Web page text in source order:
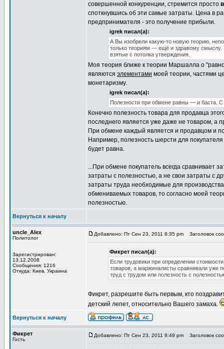
совершенной конкуренции, стремится просто
споткнувшись об эти самые затраты. Цена в
предпринимателя - это получение прибыли.
igrek писал(а):
А Вы изобрели какую-то новую теорию,
только теориям — ещё и здравому смыслу.
взятые с потолка утверждения.
Моя теория ближе к теории Маршалла о
являются элементами моей теории, частями
монетаризму.
igrek писал(а):
Полезности при обмене равны — и баста. С
Конечно полезность товара для продавца
последнего является уже даже не товаром, а
При обмене каждый является и продавцом и
Например, полезность шерсти для
будет равна.
...При обмене покупатель всегда сравнивает
затраты с полезностью, а не свои затраты с
затраты труда необходимые для
обмениваемых товаров, то согласно моей
полезностью.
Вернуться к началу
uncle_Alex
Политолог
Зарегистрирован:
13.12.2008
Сообщения: 1216
Откуда: Киев, Украина
Добавлено: Пт Сен 23, 2011 8:35 pm Заголовок
Фикрет писал(а):
Если трудовики при определении
товаров, а маржиналисты сравнивали уже
труд с трудом или полезность с
Фикрет, разрешите быть первым, кто
детский лепет, относительно Вашего замаха.
Вернуться к началу
Фикрет
Гость
Добавлено: Пт Сен 23, 2011 8:49 pm Заголовок